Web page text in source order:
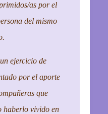
as por el
del mismo
ejercicio de
por el aporte
que
haberlo vivido en